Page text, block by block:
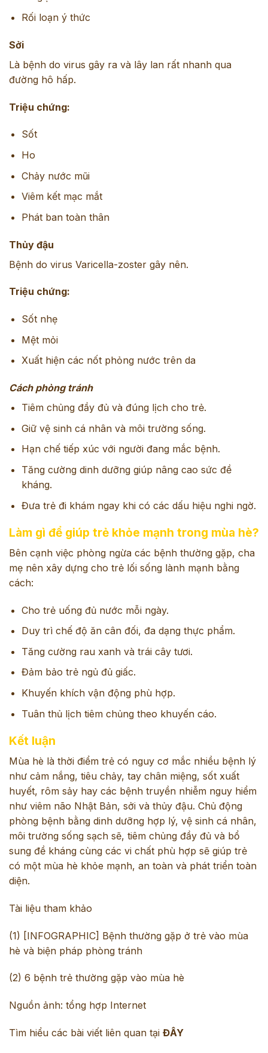
Rối loạn ý thức
Sởi
Là bệnh do virus gây ra và lây lan rất nhanh qua
đường hô hấp.
Triệu chứng:
Sốt
Ho
Chảy nước mũi
Viêm kết mạc mắt
Phát ban toàn thân
Thủy đậu
Bệnh do virus Varicella-zoster gây nên.
Triệu chứng:
Sốt nhẹ
Mệt mỏi
Xuất hiện các nốt phỏng nước trên da
Cách phòng tránh
Tiêm chủng đầy đủ và đúng lịch cho trẻ.
Giữ vệ sinh cá nhân và môi trường sống.
Hạn chế tiếp xúc với người đang mắc bệnh.
Tăng cường dinh dưỡng giúp nâng cao sức đề
kháng.
Đưa trẻ đi khám ngay khi có các dấu hiệu nghi ngờ.
Làm gì để giúp trẻ khỏe mạnh trong mùa hè?
Bên cạnh việc phòng ngừa các bệnh thường gặp, cha
mẹ nên xây dựng cho trẻ lối sống lành mạnh bằng
cách:
Cho trẻ uống đủ nước mỗi ngày.
Duy trì chế độ ăn cân đối, đa dạng thực phẩm.
Tăng cường rau xanh và trái cây tươi.
Đảm bảo trẻ ngủ đủ giấc.
Khuyến khích vận động phù hợp.
Tuân thủ lịch tiêm chủng theo khuyến cáo.
Kết luận
Mùa hè là thời điểm trẻ có nguy cơ mắc nhiều bệnh lý
như cảm nắng, tiêu chảy, tay chân miệng, sốt xuất
huyết, rôm sảy hay các bệnh truyền nhiễm nguy hiểm
như viêm não Nhật Bản, sởi và thủy đậu. Chủ động
phòng bệnh bằng dinh dưỡng hợp lý, vệ sinh cá nhân,
môi trường sống sạch sẽ, tiêm chủng đầy đủ và bổ
sung đề kháng cùng các vi chất phù hợp sẽ giúp trẻ
có một mùa hè khỏe mạnh, an toàn và phát triển toàn
diện.
Tài liệu tham khảo
(1) [INFOGRAPHIC] Bệnh thường gặp ở trẻ vào mùa
hè và biện pháp phòng tránh
(2) 6 bệnh trẻ thường gặp vào mùa hè
Nguồn ảnh: tổng hợp Internet
Tìm hiểu các bài viết liên quan tại ĐÂY